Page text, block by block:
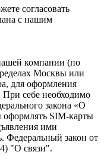
согласовать
с нашим
компании (по
Москвы или
для оформления
себе необходимо
закона «О
оформлять SIM-карты
ими
Федеральный закон от
"О связи".